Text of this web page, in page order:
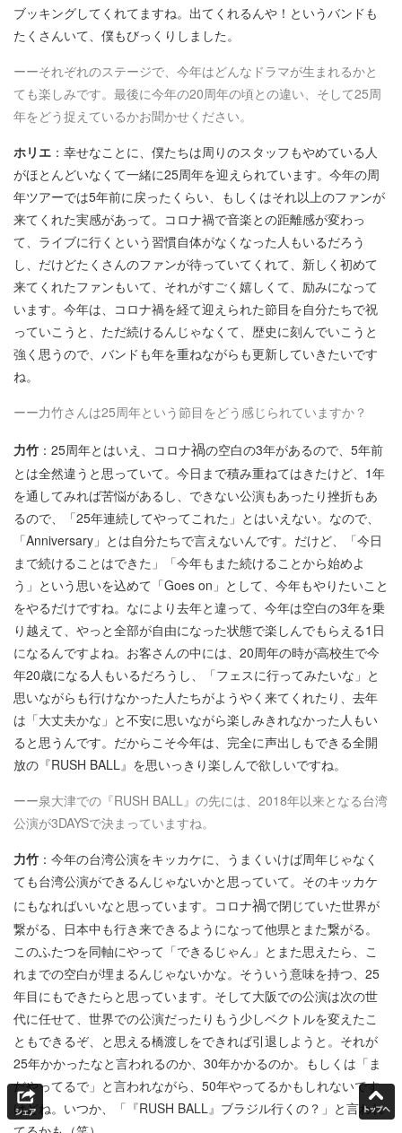
ブッキングしてくれてますね。出てくれるんや！というバンドも
たくさんいて、僕もびっくりしました。
ーーそれぞれのステージで、今年はどんなドラマが生まれるかと
ても楽しみです。最後に今年の20周年の頃との違い、そして25周
年をどう捉えているかお聞かせください。
ホリエ ：幸せなことに、僕たちは周りのスタッフもやめている人
がほとんどいなくて一緒に25周年を迎えられています。今年の周
年ツアーでは5年前に戻ったくらい、もしくはそれ以上のファンが
来てくれた実感があって。コロナ禍で音楽との距離感が変わっ
て、ライブに行くという習慣自体がなくなった人もいるだろう
し、だけどたくさんのファンが待っていてくれて、新しく初めて
来てくれたファンもいて、それがすごく嬉しくて、励みになって
います。今年は、コロナ禍を経て迎えられた節目を自分たちで祝
っていこうと、ただ続けるんじゃなくて、歴史に刻んでいこうと
強く思うので、バンドも年を重ねながらも更新していきたいです
ね。
ーー力竹さんは25周年という節目をどう感じられていますか？
力竹 ：25周年とはいえ、コロナ禍の空白の3年があるので、5年前
とは全然違うと思っていて。今日まで積み重ねてはきたけど、1年
を通してみれば苦悩があるし、できない公演もあったり挫折もあ
るので、「25年連続してやってこれた」とはいえない。なので、
「Anniversary」とは自分たちで言えないんです。だけど、「今日
まで続けることはできた」「今年もまた続けることから始めよ
う」という思いを込めて「Goes on」として、今年もやりたいこと
をやるだけですね。なにより去年と違って、今年は空白の3年を乗
り越えて、やっと全部が自由になった状態で楽しんでもらえる1日
になるんですよね。お客さんの中には、20周年の時が高校生で今
年20歳になる人もいるだろうし、「フェスに行ってみたいな」と
思いながらも行けなかった人たちがようやく来てくれたり、去年
は「大丈夫かな」と不安に思いながら楽しみきれなかった人もい
ると思うんです。だからこそ今年は、完全に声出しもできる全開
放の『RUSH BALL』を思いっきり楽しんで欲しいですね。
ーー泉大津での『RUSH BALL』の先には、2018年以来となる台湾
公演が3DAYSで決まっていますね。
力竹 ：今年の台湾公演をキッカケに、うまくいけば周年じゃなく
ても台湾公演ができるんじゃないかと思っていて。そのキッカケ
にもなればいいなと思っています。コロナ禍で閉じていた世界が
繋がる、日本中も行き来できるようになって他県とまた繋がる。
このふたつを同軸にやって「できるじゃん」とまた思えたら、こ
れまでの空白が埋まるんじゃないかな。そういう意味を持つ、25
年目にもできたらと思っています。そして大阪での公演は次の世
代に任せて、世界での公演だったりもう少しベクトルを変えたこ
ともできるぞ、と思える橋渡しをできれば引退しようと。それが
25年かかったなと言われるのか、30年かかるのか。もしくは「ま
だやってるで」と言われながら、50年やってるかもしれないです
けどね。いつか、「『RUSH BALL』ブラジル行くの？」と言われ